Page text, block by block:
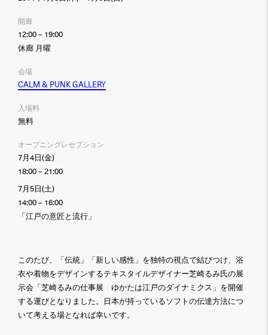
開廊
12:00 – 19:00
休廊 月曜
会場
CALM & PUNK GALLERY
入場料
無料
オープニングレセプション
7月4日(金)
18:00 – 21:00
7月5日(土)
14:00 – 16:00
「江戸の意匠と流行」
このたび、「伝統」「新しい感性」を独特の視点で結びつけ、浴
衣や着物をデザインするテキスタイルデザイナー芝崎るみ氏の展
示会「芝崎るみの仕事展 ゆかたは江戸のダイナミクス」を開催
する運びとなりました。日本が持っているソフトの伝達方法につ
いて考える場となれば幸いです。